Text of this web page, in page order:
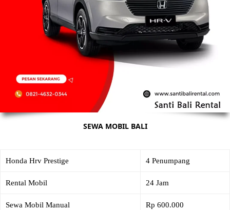
SEWA MOBIL BALI
Honda Hrv Prestige 4 Penumpang
Rental Mobil 24 Jam
Sewa Mobil Manual Rp 600.000